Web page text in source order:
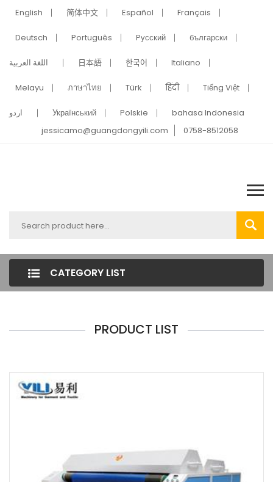
English 简体中文 Español Français
Deutsch Português Pусский български
اللغة العربية 日本語 한국어 Italiano
Melayu ภาษาไทย Türk हिंदी Tiếng Việt
اردو Український Polskie
bahasa Indonesia
jessicamo@guangdongyili.com
0758-8512058
CATEGORY LIST
PRODUCT LIST